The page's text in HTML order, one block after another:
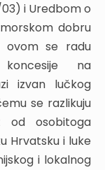
ISPOD
i Uredbom o
dobru
ovom se radu
na
izvan lučkog
se razlikuju
od osobitoga
Hrvatsku i luke
i lokalnog